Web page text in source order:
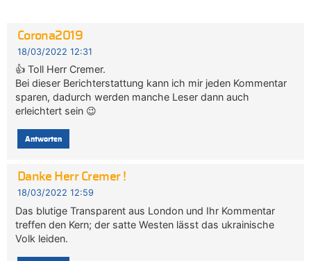
Corona2019
18/03/2022 12:31
👍 Toll Herr Cremer.
Bei dieser Berichterstattung kann ich mir jeden Kommentar
sparen, dadurch werden manche Leser dann auch
erleichtert sein 😉
Antworten
Danke Herr Cremer !
18/03/2022 12:59
Das blutige Transparent aus London und Ihr Kommentar
treffen den Kern; der satte Westen lässt das ukrainische
Volk leiden.